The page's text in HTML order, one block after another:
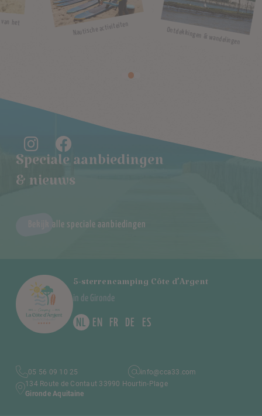
Op een steenworp
Nautische activiteiten Ontdekkingen & wandelingen
Speciale aanbiedingen
& nieuws
Bekijk alle speciale aanbiedingen
5-sterrencamping Côte d’Argent
in de Gironde
NL EN FR DE ES
05 56 09 10 25
info@cca33.com
134 Route de Contaut 33990 Hourtin-Plage
Gironde Aquitaine